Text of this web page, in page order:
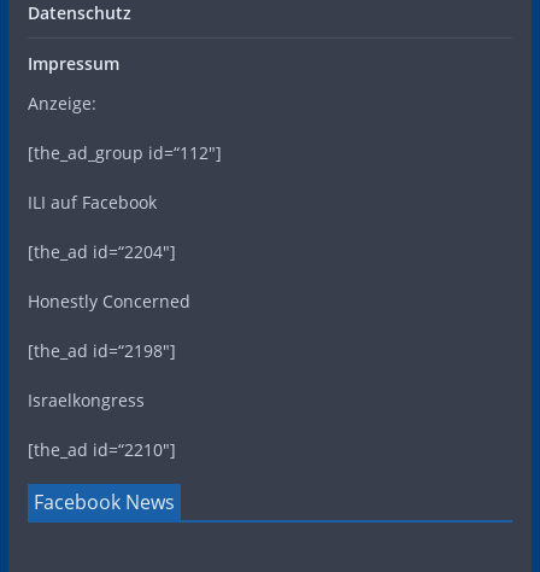
Datenschutz
Impressum
Anzeige:
[the_ad_group id=“112″]
ILI auf Facebook
[the_ad id=“2204″]
Honestly Concerned
[the_ad id=“2198″]
Israelkongress
[the_ad id=“2210″]
Facebook News